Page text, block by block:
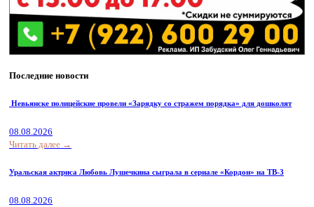
Последние новости
Невьянске полицейские провели «Зарядку со стражем порядка» для дошколят
08.08.2026
Читать далее →
Уральская актриса Любовь Лушечкина сыграла в сериале «Кордон» на ТВ-3
08.08.2026